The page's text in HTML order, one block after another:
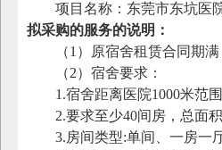
项目名称：东莞市东坑医
拟采购的服务的说明：
（1）原宿舍租赁合同期
（2）宿舍要求：
1.宿舍距离医院1000米范
2.要求至少40间房，总面
3.房间类型:单间、一房一